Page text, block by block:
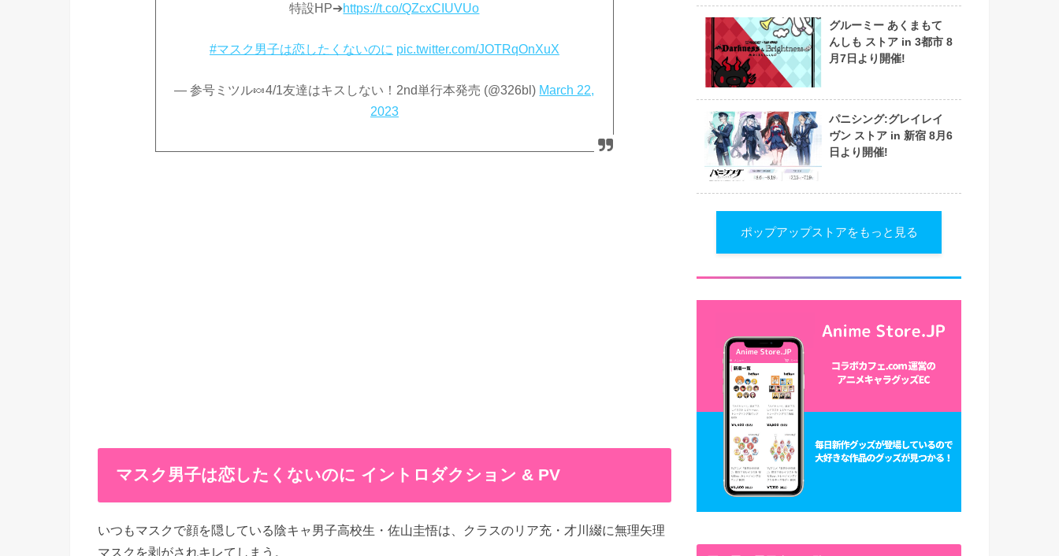
特設HP➔https://t.co/QZcxCIUVUo
#マスク男子は恋したくないのに pic.twitter.com/JOTRqOnXuX
— 参号ミツル🍬4/1友達はキスしない！2nd単行本発売 (@326bl) March 22,
2023
マスク男子は恋したくないのに イントロダクション & PV
いつもマスクで顔を隠している陰キャ男子高校生・佐山圭悟は、クラスのリア充・才川綴に無理矢理
マスクを剥がされキレてしまう。
グルーミー あくまもて
んしも ストア in 3都市 8
月7日より開催!
パニシング:グレイレイ
ヴン ストア in 新宿 8月6
日より開催!
ポップアップストアをもっと見る